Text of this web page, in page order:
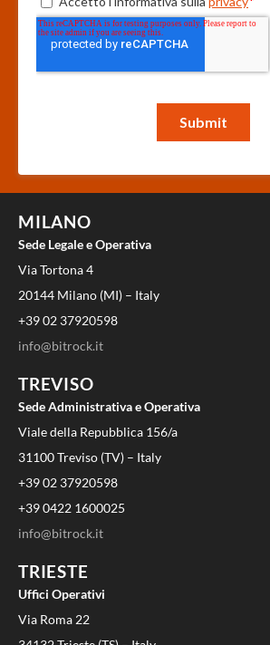
MILANO
Sede Legale e Operativa
Via Tortona 4
20144 Milano (MI) – Italy
+39 02 37920598
info@bitrock.it
TREVISO
Sede Administrativa e Operativa
Viale della Repubblica 156/a
31100 Treviso (TV) – Italy
+39 02 37920598
+39 0422 1600025
info@bitrock.it
TRIESTE
Uffici Operativi
Via Roma 22